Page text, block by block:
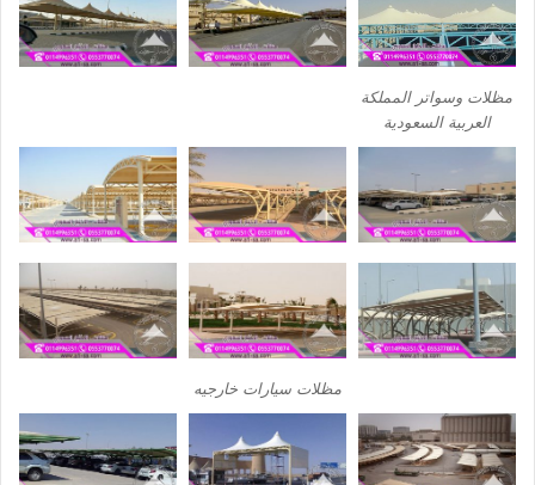
أسعار مظلات وسواتر بالرياض
تركيب مظله بتكلفة رخيصة وخامه
عاليه الجودة
أبريل 13, 2023
ومبتكرة بالرياض
أبريل 13, 2023
© حقوق النشر 2026، جميع الحقوق محفوظة | الاختيار لسعودي
فيسبوكتويتر انستقرام